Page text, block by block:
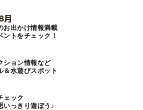
月
お出かけ情報満載
ントをチェック！
ション情報など
＆水遊びスポット
ェック
いっきり遊ぼう♪